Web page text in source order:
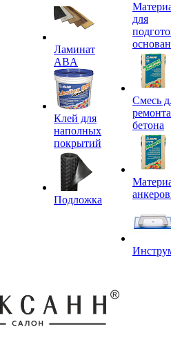
Ламинат
ABA
Клей для
наполных
покрытий
Подложка
для
Смесь
ремонта
бетона